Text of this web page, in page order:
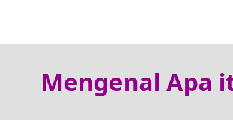
Mengenal Apa